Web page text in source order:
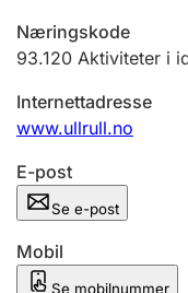
Andre tema
Næringskode
93.120 Aktiviteter i
Internettadresse
www.ullrull.no
E-post
Se e-post
Mobil
Se mobilnummer